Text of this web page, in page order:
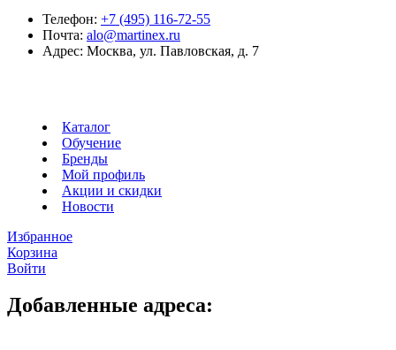
Телефон: +7 (495) 116-72-55
Почта: alo@martinex.ru
Адрес: Москва, ул. Павловская, д. 7
Каталог
Обучение
Бренды
Мой профиль
Акции и скидки
Новости
Избранное
Корзина
Войти
Добавленные адреса: